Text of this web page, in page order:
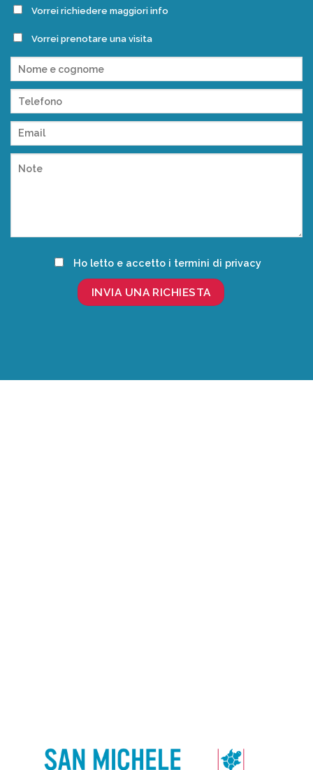
Vorrei richiedere maggiori info
Vorrei prenotare una visita
Ho letto e accetto i termini di privacy